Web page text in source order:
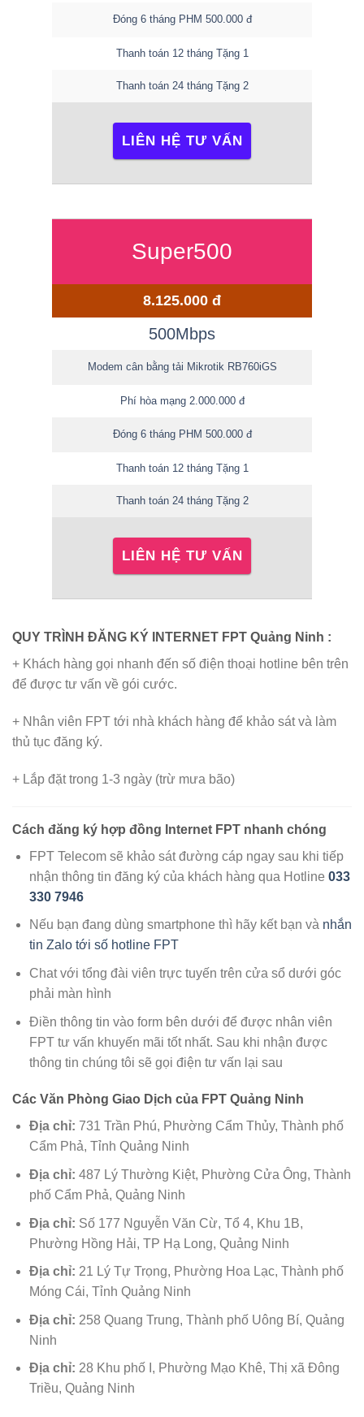
Đóng 6 tháng PHM 500.000 đ
Thanh toán 12 tháng Tặng 1
Thanh toán 24 tháng Tặng 2
LIÊN HỆ TƯ VẤN
Super500
8.125.000 đ
500Mbps
Modem cân bằng tải Mikrotik RB760iGS
Phí hòa mạng 2.000.000 đ
Đóng 6 tháng PHM 500.000 đ
Thanh toán 12 tháng Tặng 1
Thanh toán 24 tháng Tặng 2
LIÊN HỆ TƯ VẤN
QUY TRÌNH ĐĂNG KÝ INTERNET FPT Quảng Ninh :
+ Khách hàng gọi nhanh đến số điện thoại hotline bên trên
để được tư vấn về gói cước.
+ Nhân viên FPT tới nhà khách hàng để khảo sát và làm
thủ tục đăng ký.
+ Lắp đặt trong 1-3 ngày (trừ mưa bão)
Cách đăng ký hợp đồng Internet FPT nhanh chóng
FPT Telecom sẽ khảo sát đường cáp ngay sau khi tiếp
nhận thông tin đăng ký của khách hàng qua Hotline 033
330 7946
Nếu bạn đang dùng smartphone thì hãy kết bạn và nhắn
tin Zalo tới số hotline FPT
Chat với tổng đài viên trực tuyến trên cửa sổ dưới góc
phải màn hình
Điền thông tin vào form bên dưới để được nhân viên
FPT tư vấn khuyến mãi tốt nhất. Sau khi nhận được
thông tin chúng tôi sẽ gọi điện tư vấn lại sau
Các Văn Phòng Giao Dịch của FPT Quảng Ninh
Địa chỉ: 731 Trần Phú, Phường Cẩm Thủy, Thành phố
Cẩm Phả, Tỉnh Quảng Ninh
Địa chỉ: 487 Lý Thường Kiệt, Phường Cửa Ông, Thành
phố Cẩm Phả, Quảng Ninh
Địa chỉ: Số 177 Nguyễn Văn Cừ, Tổ 4, Khu 1B,
Phường Hồng Hải, TP Hạ Long, Quảng Ninh
Địa chỉ: 21 Lý Tự Trọng, Phường Hoa Lạc, Thành phố
Móng Cái, Tỉnh Quảng Ninh
Địa chỉ: 258 Quang Trung, Thành phố Uông Bí, Quảng
Ninh
Địa chỉ: 28 Khu phố I, Phường Mạo Khê, Thị xã Đông
Triều, Quảng Ninh